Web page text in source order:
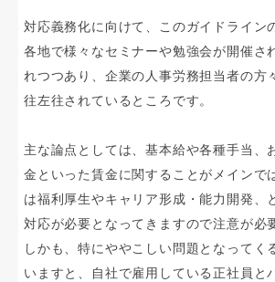
対応義務化に向けて、このガイドライン
各地で様々なセミナーや勉強会が開催さ
れつつあり、企業の人事労務担当者の方
往左往されているところです。
主な論点としては、基本給や各種手当、
金といった賃金に関することがメインで
は福利厚生やキャリア形成・能力開発、
対応が必要となってきますので注意が必
しかも、特にややこしい問題となってく
いますと、自社で雇用している正社員と